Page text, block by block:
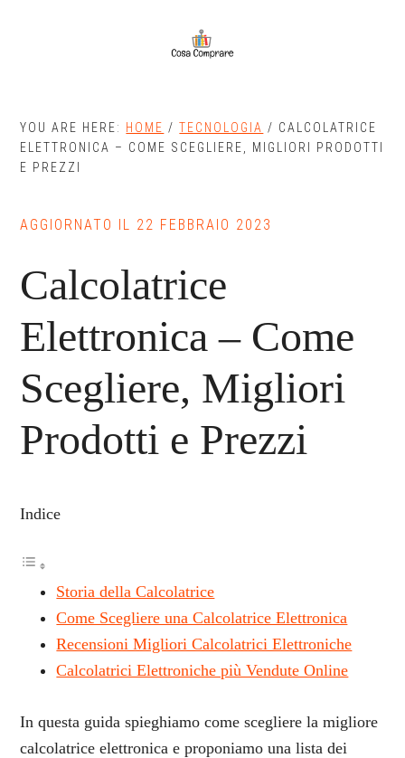
YOU ARE HERE: HOME / TECNOLOGIA / CALCOLATRICE
ELETTRONICA – COME SCEGLIERE, MIGLIORI PRODOTTI
E PREZZI
AGGIORNATO IL 22 FEBBRAIO 2023
Calcolatrice
Elettronica – Come
Scegliere, Migliori
Prodotti e Prezzi
Indice
Storia della Calcolatrice
Come Scegliere una Calcolatrice Elettronica
Recensioni Migliori Calcolatrici Elettroniche
Calcolatrici Elettroniche più Vendute Online
In questa guida spieghiamo come scegliere la migliore
calcolatrice elettronica e proponiamo una lista dei